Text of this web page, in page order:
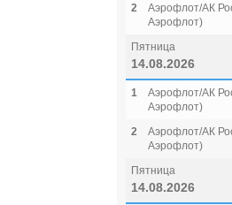
2
Аэрофлот/АК
Аэрофлот)
Пятница
14.08.2026
1
Аэрофлот/АК
Аэрофлот)
2
Аэрофлот/АК
Аэрофлот)
Пятница
14.08.2026